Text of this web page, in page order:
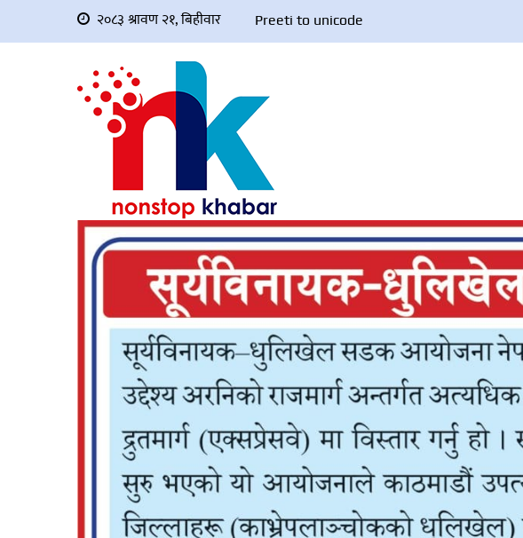
२०८३ श्रावण २१, बिहीवार Preeti to unicode